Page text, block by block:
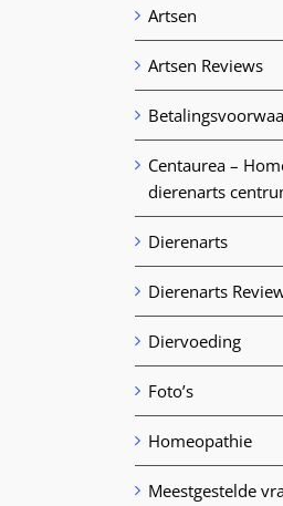
Artsen
Artsen Reviews
Centaurea –
dierenarts
Dierenarts
Dierenarts
Diervoeding
Foto’s
Homeopathie
Meestgestelde